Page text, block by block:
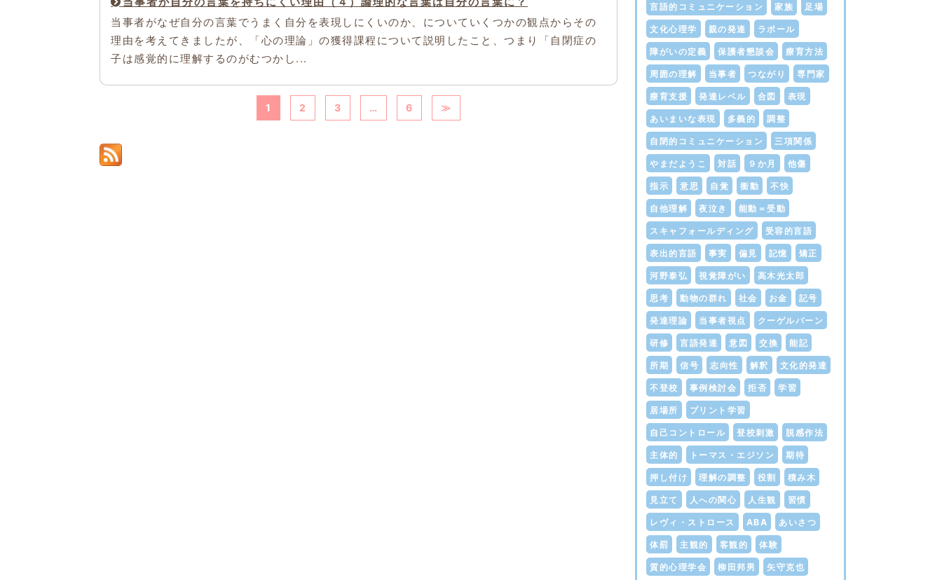
当事者がなぜ自分の言葉でうまく自分を表現しにくいのか、についていくつかの観点からその
理由を考えてきましたが、「心の理論」の獲得課程について説明したこと、つまり「自閉症の
子は感覚的に理解するのがむつかし...
1 2 3 … 6 ≫
言語的コミュニケーション 家族 足場
文化心理学 親の発達 ラポール
障がいの定義 保護者懇談会 療育方法
周囲の理解 当事者 つながり 専門家
療育支援 発達レベル 合図 表現
あいまいな表現 多義的 調整
自閉的コミュニケーション 三項関係
やまだようこ 対話 ９か月 他傷
指示 意思 自覚 衝動 不快
自他理解 夜泣き 能動＝受動
スキャフォールディング 受容的言語
表出的言語 事実 偏見 記憶 矯正
河野泰弘 視覚障がい 高木光太郎
思考 動物の群れ 社会 お金 記号
発達理論 当事者視点 クーゲルバーン
研修 言語発達 意図 交換 能記
所期 信号 志向性 解釈 文化的発達
不登校 事例検討会 拒否 学習
居場所 プリント学習
自己コントロール 登校刺激 脱感作法
主体的 トーマス・エジソン 期待
押し付け 理解の調整 役割 積み木
見立て 人への関心 人生観 習慣
レヴィ・ストロース ABA あいさつ
体罰 主観的 客観的 体験
質的心理学会 柳田邦男 矢守克也